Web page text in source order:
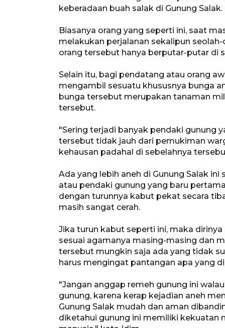
keberadaan buah salak di Gunung Salak.
Biasanya orang yang seperti ini, saat
melakukan perjalanan sekalipun
orang tersebut hanya berputar-putar di
Selain itu, bagi pendatang atau orang
mengambil sesuatu khususnya bunga
bunga tersebut merupakan tanaman
tersebut.
"Sering terjadi banyak pendaki gunung
tersebut tidak jauh dari pemukiman
kehausan padahal di sebelahnya
Ada yang lebih aneh di Gunung Salak
atau pendaki gunung yang baru
dengan turunnya kabut pekat secara
masih sangat cerah.
Jika turun kabut seperti ini, maka
sesuai agamanya masing-masing dan
tersebut mungkin saja ada yang tidak
harus mengingat pantangan apa yang
"Jangan anggap remeh gunung ini
gunung, karena kerap kejadian aneh
Gunung Salak mudah dan aman
diketahui gunung ini memiliki kekuatan